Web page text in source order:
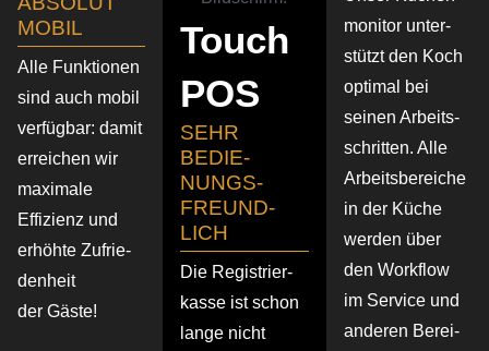
MOBIL
Alle Funktionen
sind auch mobil
verfügbar: damit
errei­chen wir
maximale
Effizienz und
erhöhte Zufrie­
den­heit
der Gäste!
Touch
POS
SEHR
BEDIE­
NUNGS­
FREUND­
LICH
Die Regis­trier­
kasse ist schon
lange nicht
mo­nitor unter­
stützt den Koch
optimal bei
seinen Arbeits­
schritten. Alle
Arbeits­be­reiche
in der Küche
werden über
den Workflow
im Service und
anderen Berei­